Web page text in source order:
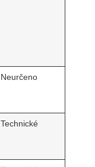
Neurčeno
Technické